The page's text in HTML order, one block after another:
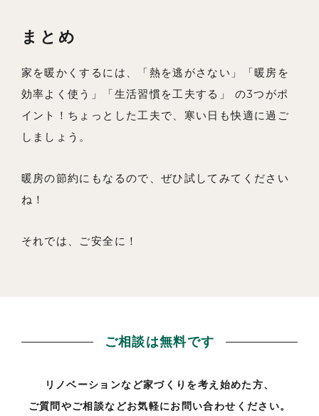
まとめ
家を暖かくするには、「熱を逃がさない」「暖房を
効率よく使う」「生活習慣を工夫する」 の3つがポ
イント！ちょっとした工夫で、寒い日も快適に過ご
しましょう。
暖房の節約にもなるので、ぜひ試してみてください
ね！
それでは、ご安全に！
ご相談は無料です
リノベーションなど家づくりを考え始めた方、
ご質問やご相談などお気軽にお問い合わせください。